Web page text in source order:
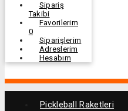
Sipariş
Takibi
Favorilerim
0
Siparişlerim
Adreslerim
Hesabım
Pickleball Raketleri